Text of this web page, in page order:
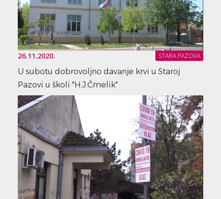
26.11.2020. STARA PAZOVA
U subotu dobrovoljno davanje krvi u Staroj
Pazovi u školi "H.J.Čmelik"